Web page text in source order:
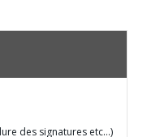
des signatures etc…)